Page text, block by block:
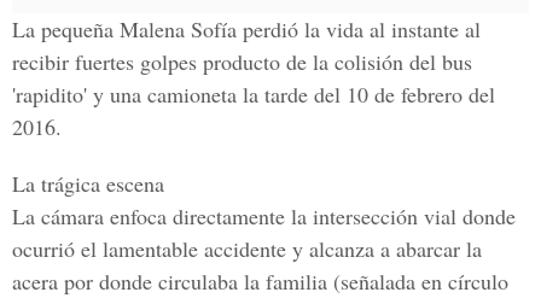
La pequeña Malena Sofía perdió la vida al instante al
recibir fuertes golpes producto de la colisión del bus
'rapidito' y una camioneta la tarde del 10 de febrero del
2016.
La trágica escena
La cámara enfoca directamente la intersección vial donde
ocurrió el lamentable accidente y alcanza a abarcar la
acera por donde circulaba la familia (señalada en círculo